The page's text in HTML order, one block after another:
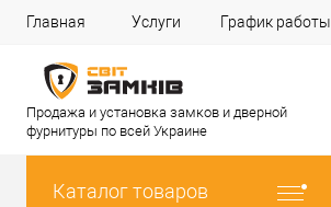
Главная Услуги График работы
Продажа и установка замков и дверной
фурнитуры по всей Украине
Каталог товаров